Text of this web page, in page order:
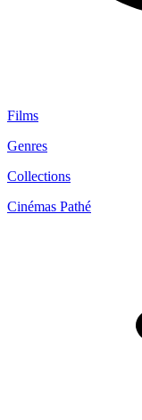
Films
Genres
Collections
Cinémas Pathé